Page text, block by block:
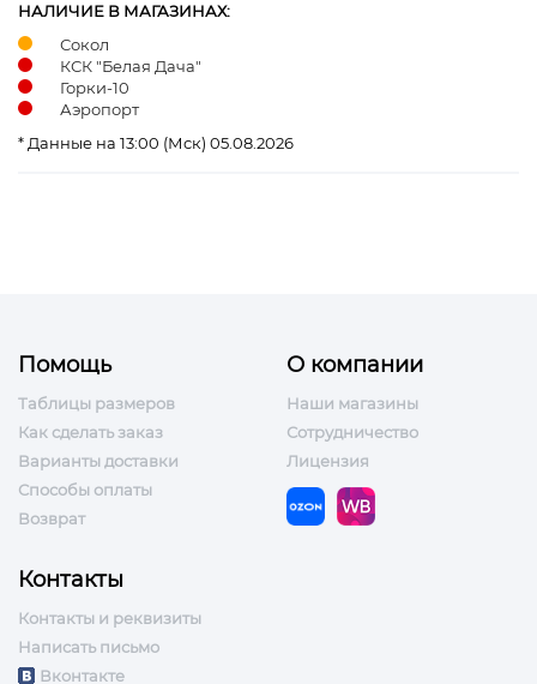
НАЛИЧИЕ В МАГАЗИНАХ:
Сокол
КСК "Белая Дача"
Горки-10
Аэропорт
* Данные на 13:00 (Мск) 05.08.2026
Помощь
Таблицы размеров
Как сделать заказ
Варианты доставки
Способы оплаты
Возврат
О компании
Наши магазины
Сотрудничество
Лицензия
Контакты
Контакты и реквизиты
Написать письмо
Вконтакте